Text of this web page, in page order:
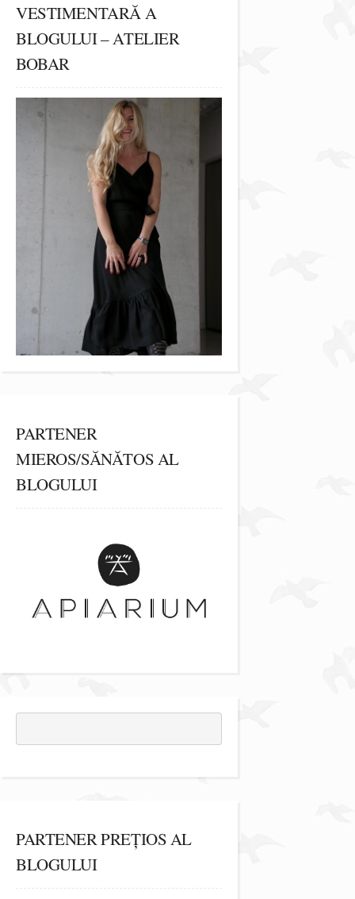
VESTIMENTARĂ A
BLOGULUI – ATELIER
BOBAR
PARTENER
MIEROS/SĂNĂTOS AL
BLOGULUI
PARTENER PREȚIOS AL
BLOGULUI